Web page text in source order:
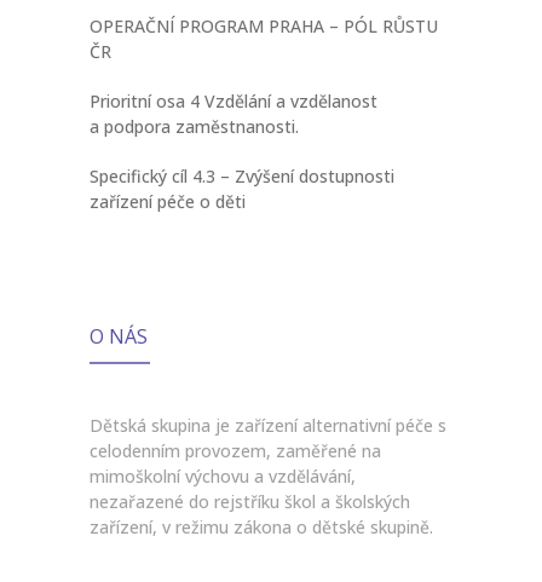
OPERAČNÍ PROGRAM PRAHA – PÓL RŮSTU
ČR
Prioritní osa 4 Vzdělání a vzdělanost
a podpora zaměstnanosti.
Specifický cíl 4.3 – Zvýšení dostupnosti
zařízení péče o děti
O NÁS
Dětská skupina je zařízení alternativní péče s
celodenním provozem, zaměřené na
mimoškolní výchovu a vzdělávání,
nezařazené do rejstříku škol a školských
zařízení, v režimu zákona o dětské skupině.